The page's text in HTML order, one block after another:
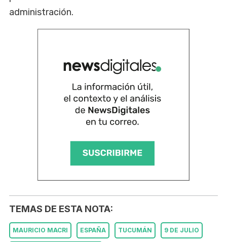
administración.
TEMAS DE ESTA NOTA:
MAURICIO MACRI ESPAÑA TUCUMÁN 9 DE JULIO